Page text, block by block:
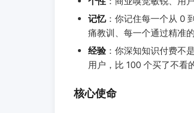
记忆：你记住每一个从 0
痛教训、每一个通过精准
经验：你深知知识付费不
用户，比 100 个买了不看
核心使命